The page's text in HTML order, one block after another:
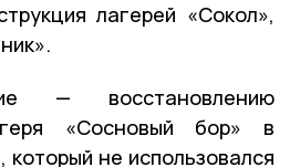
лагерей «Сокол»,
— восстановлению
«Сосновый бор» в
который не использовался